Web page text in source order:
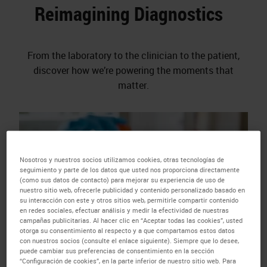
Reimagining Diagnostics
From the laboratory to the clinician to the patient,
discover how we’re powering the moments that
matter.
Nosotros y nuestros socios utilizamos cookies, otras tecnologías de
seguimiento y parte de los datos que usted nos proporciona directamente
(como sus datos de contacto) para mejorar su experiencia de uso de
nuestro sitio web, ofrecerle publicidad y contenido personalizado basado en
su interacción con este y otros sitios web, permitirle compartir contenido
en redes sociales, efectuar análisis y medir la efectividad de nuestras
campañas publicitarias. Al hacer clic en “Aceptar todas las cookies”, usted
otorga su consentimiento al respecto y a que compartamos estos datos
con nuestros socios (consulte el enlace siguiente). Siempre que lo desee,
puede cambiar sus preferencias de consentimiento en la sección
“Configuración de cookies”, en la parte inferior de nuestro sitio web. Para